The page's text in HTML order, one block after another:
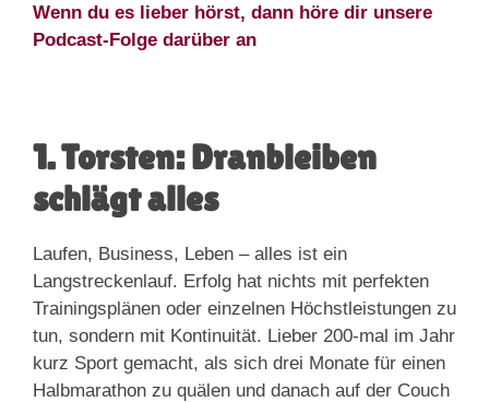
Wenn du es lieber hörst, dann höre dir unsere
Podcast-Folge darüber an
1. Torsten: Dranbleiben
schlägt alles
Laufen, Business, Leben – alles ist ein
Langstreckenlauf. Erfolg hat nichts mit perfekten
Trainingsplänen oder einzelnen Höchstleistungen zu
tun, sondern mit Kontinuität. Lieber 200-mal im Jahr
kurz Sport gemacht, als sich drei Monate für einen
Halbmarathon zu quälen und danach auf der Couch